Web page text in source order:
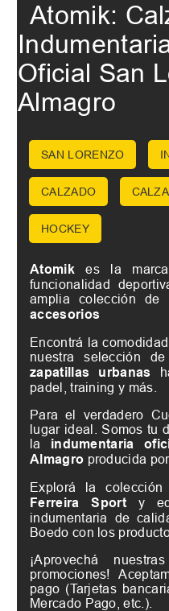
Atomik:
Oficial San
Almagro
SAN LORENZO
CALZADO
HOCKEY
Atomikes la
funcionalidad
amplia colección de
accesorios
Encontrá la
nuestra selección de
zapatillas urbanas
padel, training y más.
Para el verdadero
lugar ideal. Somos tu
la
indumentaria
Almagro producida
Explorá la
Ferreira Sport y
indumentaria de
Boedo con los
¡Aprovechá
promociones!
pago (Tarjetas
Mercado Pago, etc.).